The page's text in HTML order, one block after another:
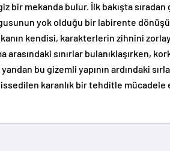
bir mekanda bulur. İlk bakışta
yok olduğu bir labirente
kendisi, karakterlerin zihnini
arasındaki sınırlar bulanıklaşırken,
bu gizemli yapının ardındaki
karanlık bir tehditle mücadele